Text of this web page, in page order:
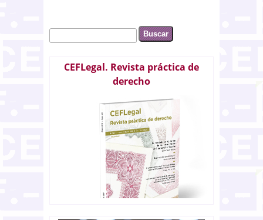
Formulario de búsqueda
Buscar
CEFLegal. Revista práctica de
derecho